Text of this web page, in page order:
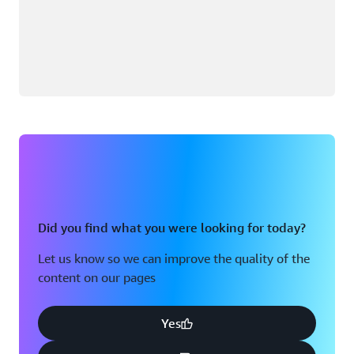
Did you find what you were looking for today?
Let us know so we can improve the quality of the
content on our pages
Yes